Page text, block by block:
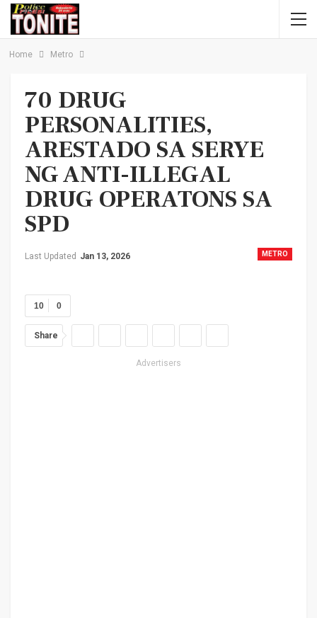
Home Metro
70 DRUG
PERSONALITIES,
ARESTADO SA SERYE
NG ANTI-ILLEGAL
DRUG OPERATONS SA
SPD
METRO
Last Updated Jan 13, 2026
0
10
Share
Advertisers